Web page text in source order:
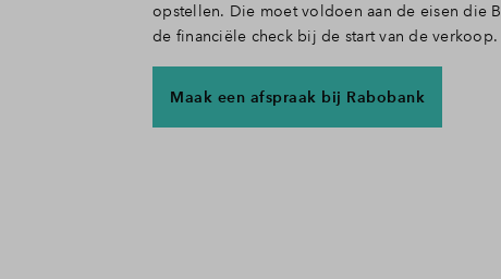
opstellen. Die moet voldoen aan de eisen die
de financiële check bij de start van de verkoop.
Maak een afspraak bij Rabobank